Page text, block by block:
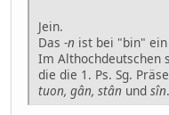
Jein.
Das -n ist bei "bin"
Im Althochdeutschen
die die 1. Ps. Sg.
tuon, gân, stân und sîn.